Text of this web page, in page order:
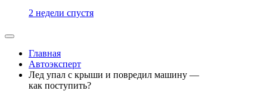
2 недели спустя
Главная
Автоэксперт
Лед упал с крыши и повредил машину —
как поступить?